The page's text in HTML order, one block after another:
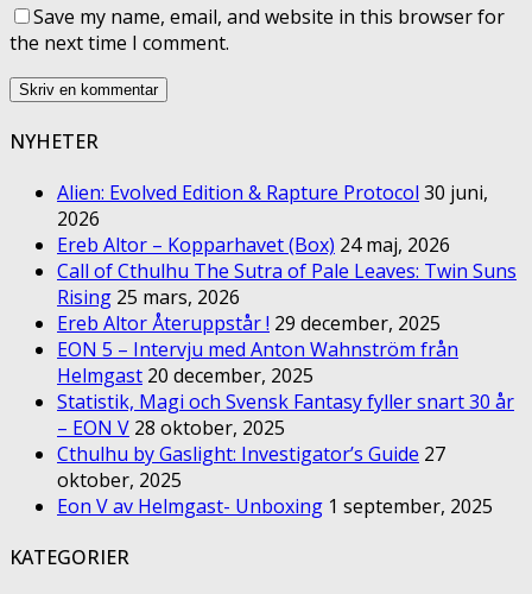
Save my name, email, and website in this browser for
the next time I comment.
NYHETER
Alien: Evolved Edition & Rapture Protocol 30 juni,
2026
Ereb Altor – Kopparhavet (Box) 24 maj, 2026
Call of Cthulhu The Sutra of Pale Leaves: Twin Suns
Rising 25 mars, 2026
Ereb Altor Återuppstår ! 29 december, 2025
EON 5 – Intervju med Anton Wahnström från
Helmgast 20 december, 2025
Statistik, Magi och Svensk Fantasy fyller snart 30 år
– EON V 28 oktober, 2025
Cthulhu by Gaslight: Investigator’s Guide 27
oktober, 2025
Eon V av Helmgast- Unboxing 1 september, 2025
KATEGORIER